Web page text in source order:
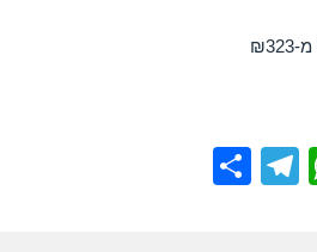
לאונרדו אין ים המלח – 06/11/2018
W
T